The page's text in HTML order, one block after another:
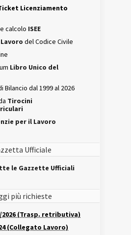
Licenziamento
calcolo ISEE
del Codice Civile
Libro Unico del
Bilancio dal 1999 al 2026
Tirocini
per il Lavoro
Ufficiale
le Gazzette Ufficiali
più richieste
2026 (Trasp. retributiva)
(Collegato Lavoro)